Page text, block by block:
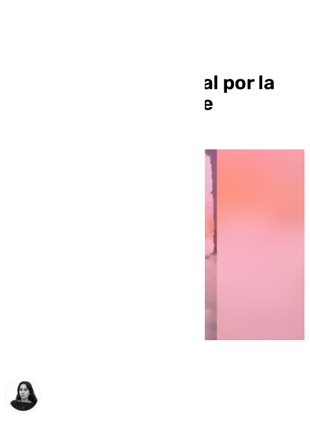
El vídeo del rayo brutal por la
dana Alice en Alicante